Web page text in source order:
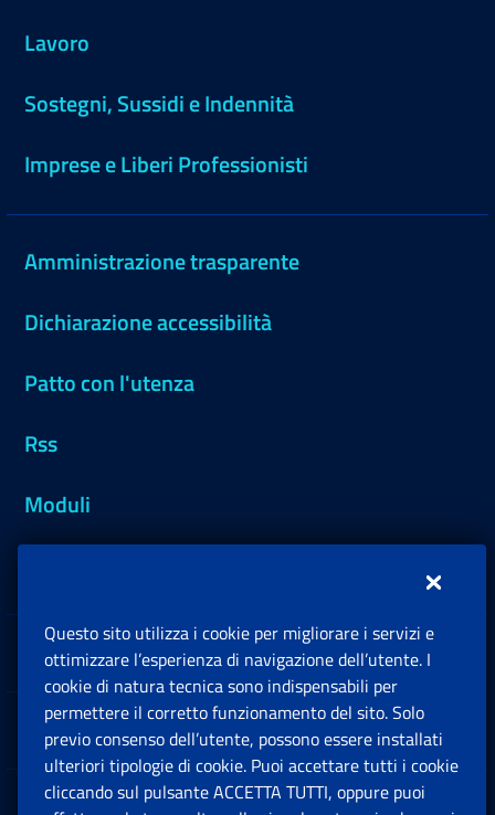
Lavoro
Sostegni, Sussidi e Indennità
Imprese e Liberi Professionisti
Amministrazione trasparente
Dichiarazione accessibilità
Patto con l'utenza
Rss
Moduli
Sedi e Contatti
Software
Note Legali
Questo sito utilizza i cookie per migliorare i servizi e
ottimizzare l’esperienza di navigazione dell’utente. I
cookie di natura tecnica sono indispensabili per
permettere il corretto funzionamento del sito. Solo
previo consenso dell’utente, possono essere installati
ulteriori tipologie di cookie. Puoi accettare tutti i cookie
cliccando sul pulsante ACCETTA TUTTI, oppure puoi